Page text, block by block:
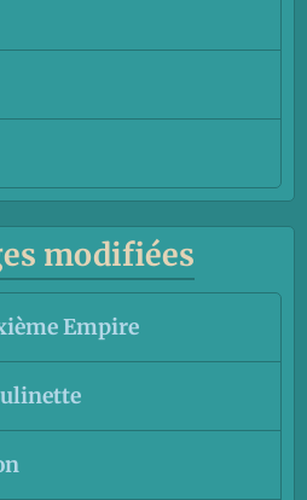
modifiées
Empire